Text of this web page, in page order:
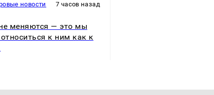
новости 7 часов назад
меняются — это мы
к ним как к